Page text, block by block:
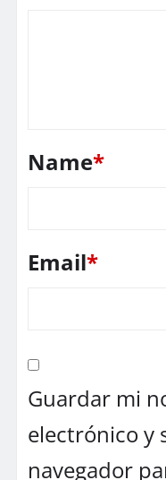
Name*
Email*
Guardar mi
electrónico y
navegador